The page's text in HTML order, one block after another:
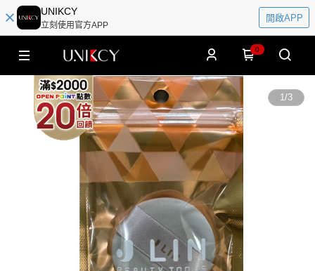
UNIKCY
立刻使用官方APP
開啟APP
0
1/3